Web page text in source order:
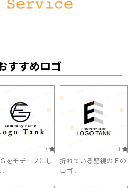
すすめロゴ
7
をモチーフにし
3
折れている錯視のＥの
ロゴ...